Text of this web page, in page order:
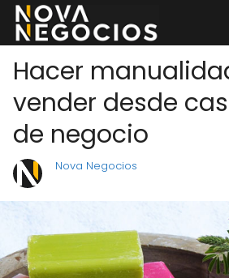
Hacer
vender desde
de negocio
Nova Negocios